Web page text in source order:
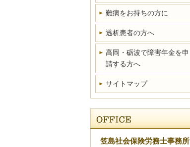
難病をお持ちの方に
透析患者の方へ
高岡・砺波で障害年金を申
請する方へ
サイトマップ
笠島社会保険労務士事務所